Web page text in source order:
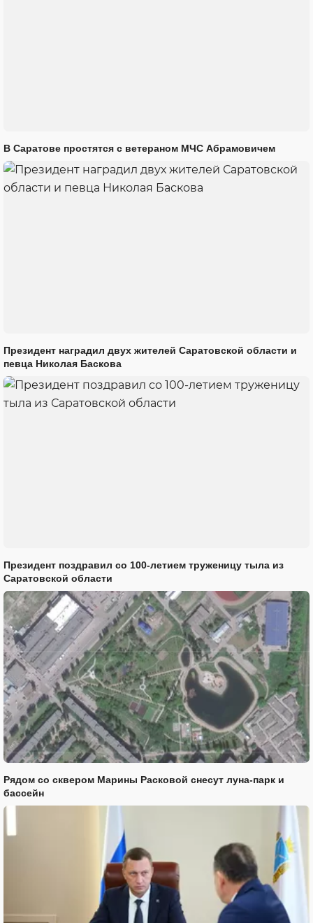
В Саратове простятся с ветераном МЧС Абрамовичем
Президент наградил двух жителей Саратовской области и
певца Николая Баскова
Президент поздравил со 100-летием труженицу тыла из
Саратовской области
Рядом со сквером Марины Расковой снесут луна-парк и
бассейн